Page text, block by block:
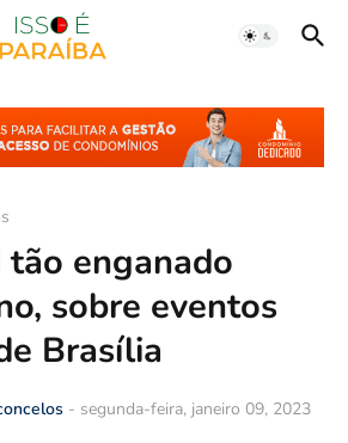
enganado
sobre eventos
Brasília
- segunda-feira, janeiro 09, 2023